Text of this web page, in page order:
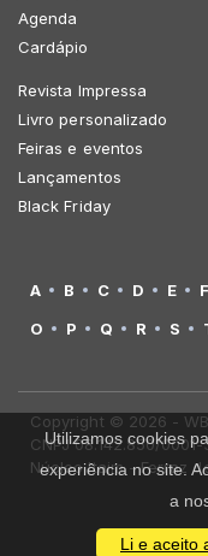
Agenda
Cardápio
Revista Impressa
Livro personalizado
Feiras e eventos
Lançamentos
Black Friday
A B C D E F
O
P Q R S
Copyright © 2026 -
CNPJ 08.142.850/
Núcleo Itaim - Ferraz
Utilizamos cookies
experiência no site.
a
Li e aceito